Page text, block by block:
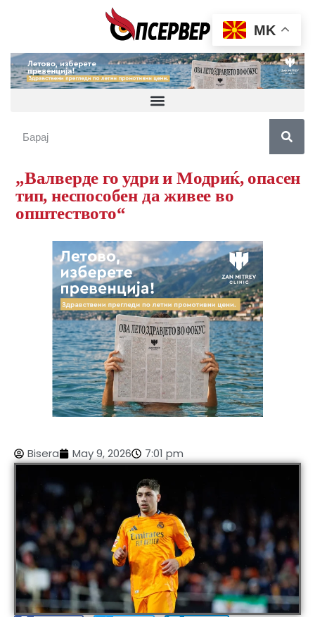
„Валверде го удри и Модриќ, опасен
тип, неспособен да живее во
општеството“
Bisera May 9, 2026 7:01 pm
MK